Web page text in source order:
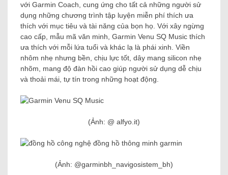
với Garmin Coach, cung ứng cho tất cả những người sử
dụng những chương trình tập luyện miễn phí thích ưa
thích với mục tiêu và tài năng của bọn họ. Với xây ngừng
cao cấp, mẫu mã văn minh, Garmin Venu SQ Music thích
ưa thích với mỗi lứa tuổi và khác lạ là phái xinh. Viền
nhôm nhẹ nhưng bền, chịu lực tốt, dây mang silicon nhẹ
nhõm, mang độ đàn hồi cao giúp người sử dụng dễ chịu
và thoải mái, tự tín trong những hoạt động.
(Ảnh: @ alfyo.it)
(Ảnh: @garminbh_navigosistem_bh)